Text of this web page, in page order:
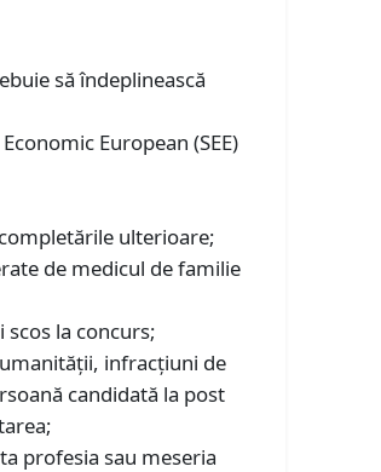
să îndeplinească
European (SEE)
ulterioare;
de medicul de familie
la concurs;
infracțiuni de
candidată la post
profesia sau meseria